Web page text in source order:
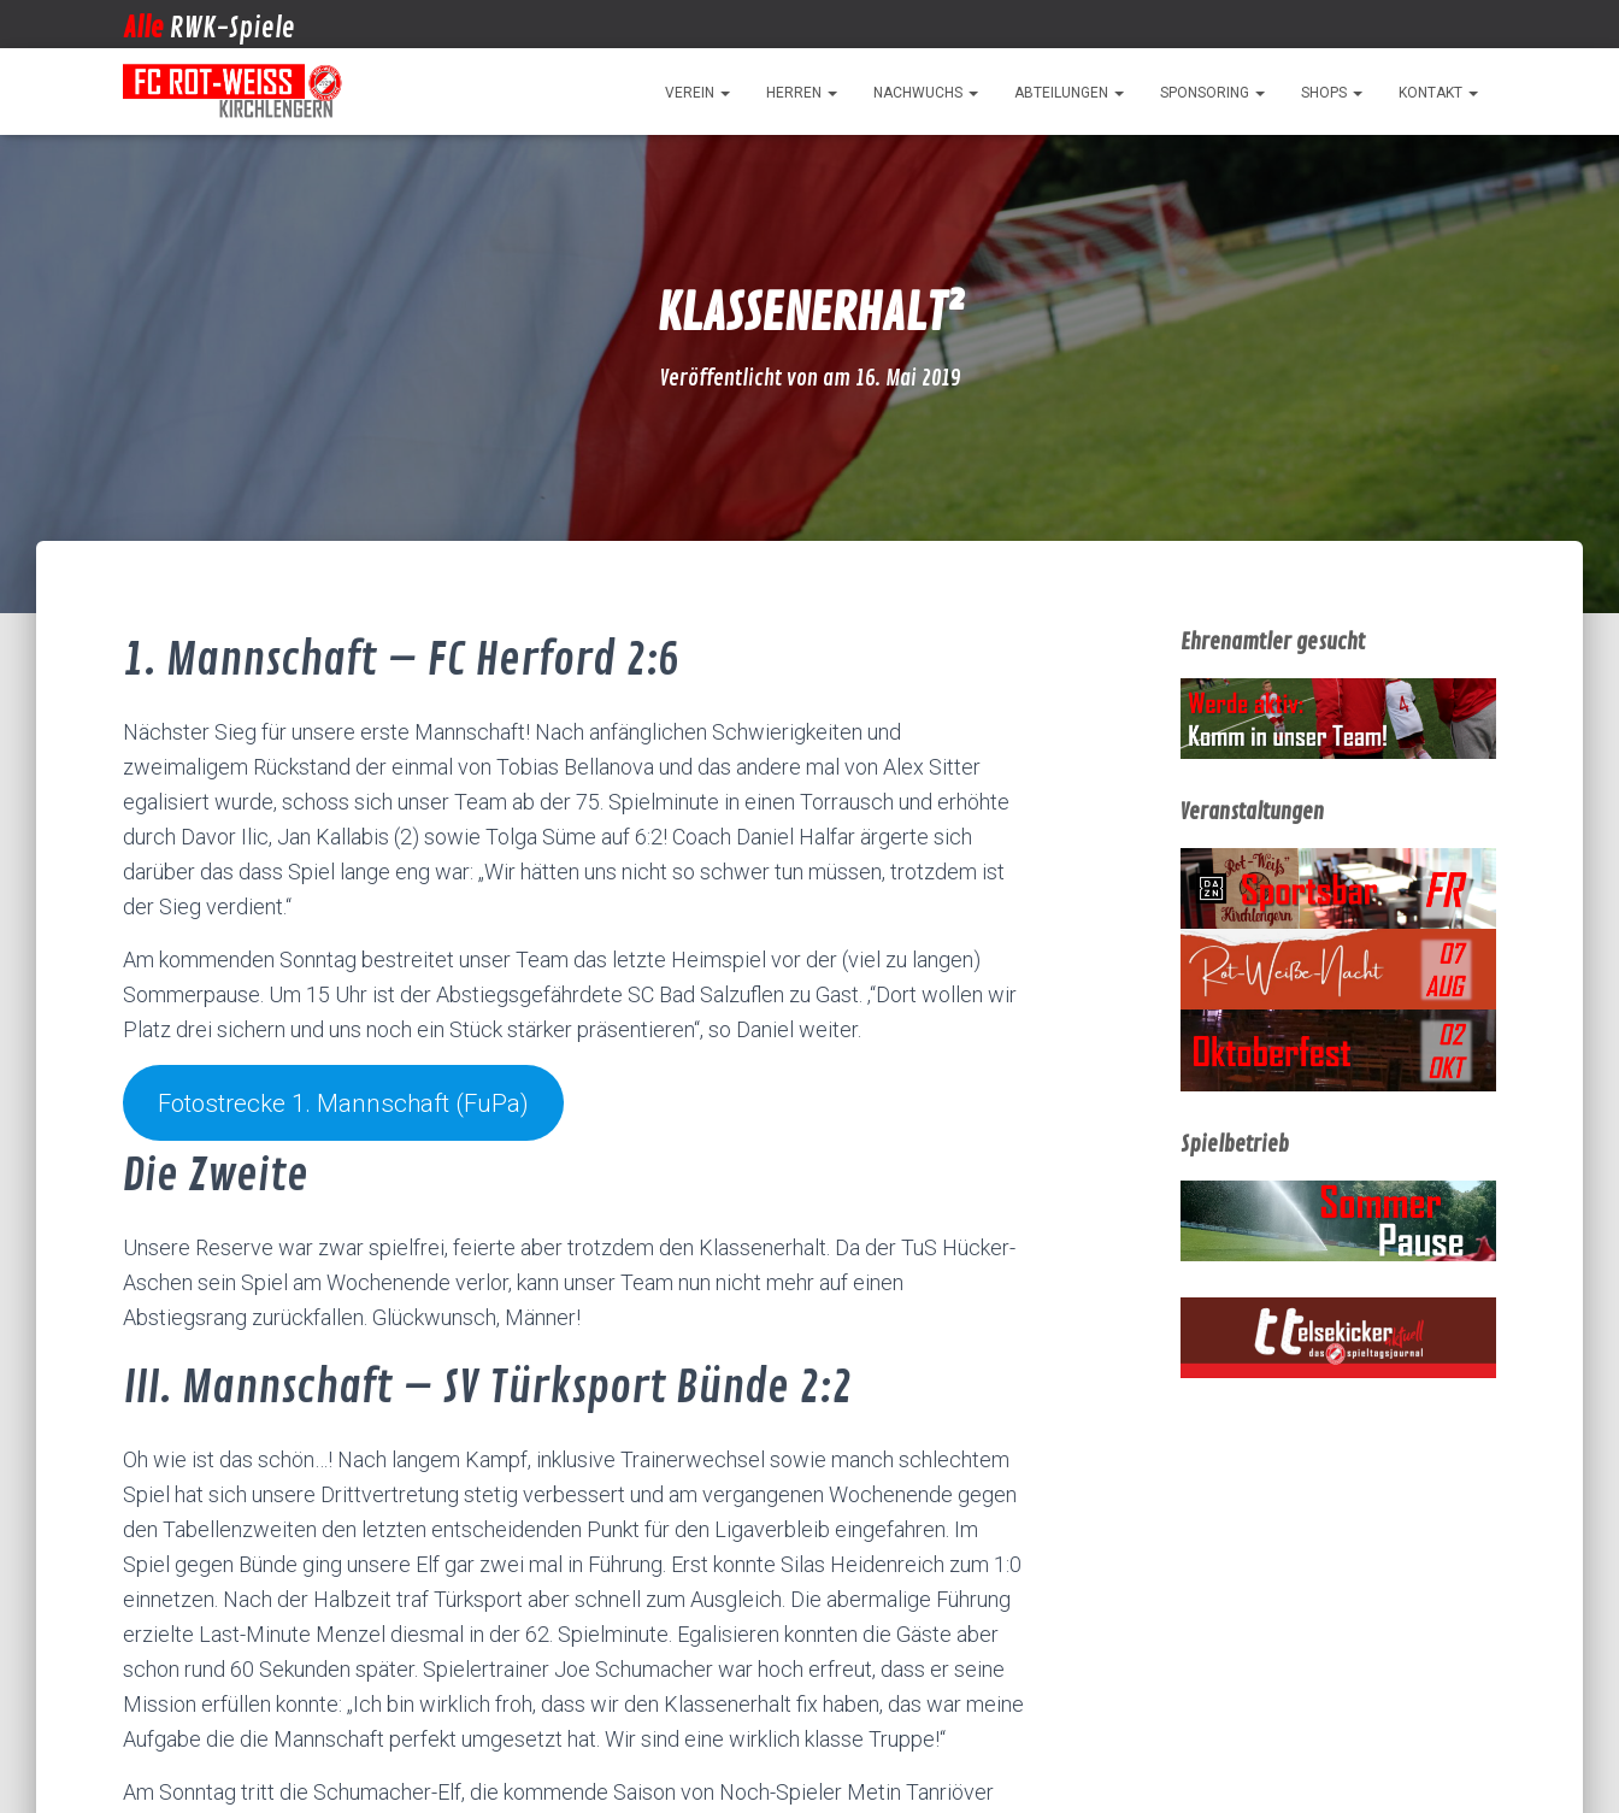
Alle RWK-Spiele
VEREIN HERREN NACHWUCHS ABTEILUNGEN SPONSORING SHOPS KONTAKT
KLASSENERHALT²
Veröffentlicht von am 16. Mai 2019
1. Mannschaft – FC Herford 2:6
Nächster Sieg für unsere erste Mannschaft! Nach anfänglichen Schwierigkeiten und
zweimaligem Rückstand der einmal von Tobias Bellanova und das andere mal von Alex Sitter
egalisiert wurde, schoss sich unser Team ab der 75. Spielminute in einen Torrausch und erhöhte
durch Davor Ilic, Jan Kallabis (2) sowie Tolga Süme auf 6:2! Coach Daniel Halfar ärgerte sich
darüber das dass Spiel lange eng war: „Wir hätten uns nicht so schwer tun müssen, trotzdem ist
der Sieg verdient.“
Am kommenden Sonntag bestreitet unser Team das letzte Heimspiel vor der (viel zu langen)
Sommerpause. Um 15 Uhr ist der Abstiegsgefährdete SC Bad Salzuflen zu Gast. ,“Dort wollen wir
Platz drei sichern und uns noch ein Stück stärker präsentieren“, so Daniel weiter.
Fotostrecke 1. Mannschaft (FuPa)
Die Zweite
Unsere Reserve war zwar spielfrei, feierte aber trotzdem den Klassenerhalt. Da der TuS Hücker-
Aschen sein Spiel am Wochenende verlor, kann unser Team nun nicht mehr auf einen
Abstiegsrang zurückfallen. Glückwunsch, Männer!
III. Mannschaft – SV Türksport Bünde 2:2
Oh wie ist das schön…! Nach langem Kampf, inklusive Trainerwechsel sowie manch schlechtem
Spiel hat sich unsere Drittvertretung stetig verbessert und am vergangenen Wochenende gegen
den Tabellenzweiten den letzten entscheidenden Punkt für den Ligaverbleib eingefahren. Im
Spiel gegen Bünde ging unsere Elf gar zwei mal in Führung. Erst konnte Silas Heidenreich zum 1:0
einnetzen. Nach der Halbzeit traf Türksport aber schnell zum Ausgleich. Die abermalige Führung
erzielte Last-Minute Menzel diesmal in der 62. Spielminute. Egalisieren konnten die Gäste aber
schon rund 60 Sekunden später. Spielertrainer Joe Schumacher war hoch erfreut, dass er seine
Mission erfüllen konnte: „Ich bin wirklich froh, dass wir den Klassenerhalt fix haben, das war meine
Aufgabe die die Mannschaft perfekt umgesetzt hat. Wir sind eine wirklich klasse Truppe!“
Am Sonntag tritt die Schumacher-Elf, die kommende Saison von Noch-Spieler Metin Tanriöver
Ehrenamtler gesucht
Veranstaltungen
Spielbetrieb